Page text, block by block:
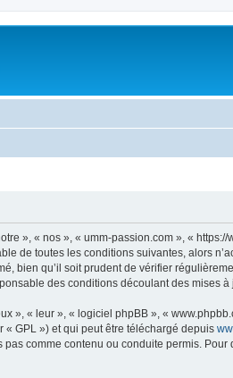
», « nos », « umm-passion.com », «
de toutes les conditions suivantes, alors
bien qu’il soit prudent de vérifier
des conditions découlant des mises
», « leur », « logiciel phpBB », «
« GPL ») et qui peut être téléchargé depuis
comme contenu ou conduite permis.